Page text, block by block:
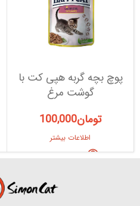
پوچ بچه گربه هپی کت با
گوشت مرغ
تومان100,000
اطلاعات بیشتر